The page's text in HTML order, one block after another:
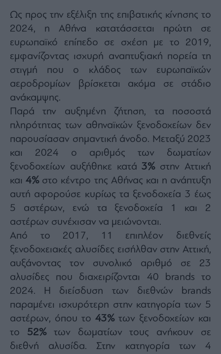
Ως προς την εξέλιξη της επιβατικής κίνησης το
2024, η Αθήνα κατατάσσεται πρώτη σε
ευρωπαϊκό επίπεδο σε σχέση με το 2019,
εμφανίζοντας ισχυρή αναπτυξιακή πορεία τη
στιγμή που ο κλάδος των ευρωπαϊκών
αεροδρομίων βρίσκεται ακόμα σε στάδιο
ανάκαμψης.
Παρά την αυξημένη ζήτηση, τα ποσοστά
πληρότητας των αθηναϊκών ξενοδοχείων δεν
παρουσίασαν σημαντική άνοδο. Μεταξύ 2023
και 2024 ο αριθμός των δωματίων
ξενοδοχείων αυξήθηκε κατά 3%στην Αττική
και4%στο κέντρο της Αθήνας και η ανάπτυξη
αυτή αφορούσε κυρίως τα ξενοδοχεία 3 έως
5 αστέρων, ενώ τα ξενοδοχεία 1 και 2
αστέρων συνέχισαν να μειώνονται.
Από το 2017, 11 επιπλέον διεθνείς
ξενοδοχειακές αλυσίδες εισήλθαν στην Αττική,
αυξάνοντας τον συνολικό αριθμό σε 23
αλυσίδες που διαχειρίζονται 40 brands το
2024. Η διείσδυση των διεθνών brands
παραμένει ισχυρότερη στην κατηγορία των 5
αστέρων, όπου το 43%των ξενοδοχείων και
το 52%των δωματίων τους ανήκουν σε
διεθνή αλυσίδα. Στην κατηγορία των 4